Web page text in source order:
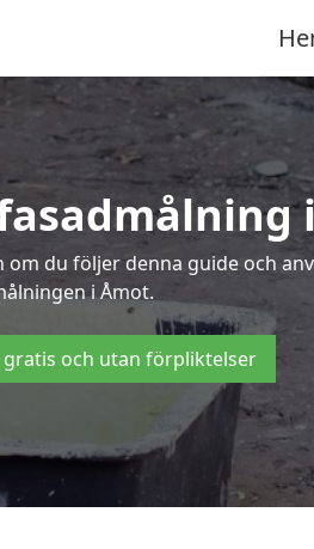
du följer denna guide och
i Åmot.
gratis och utan förpliktelser